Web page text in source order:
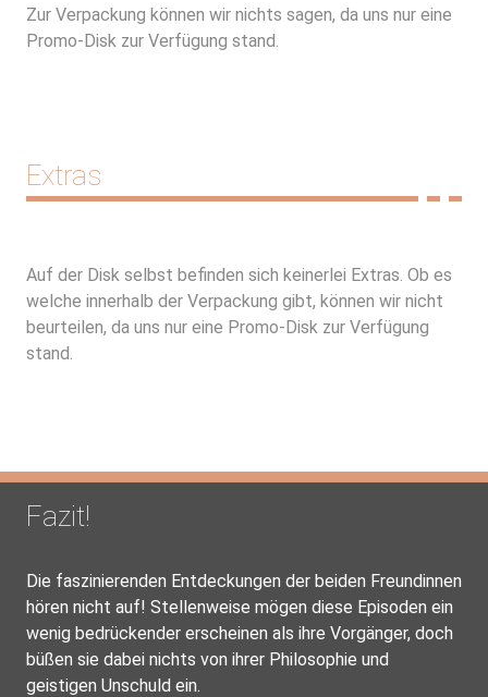
Zur Verpackung können wir nichts sagen, da uns nur eine
Promo-Disk zur Verfügung stand.
Extras
Auf der Disk selbst befinden sich keinerlei Extras. Ob es
welche innerhalb der Verpackung gibt, können wir nicht
beurteilen, da uns nur eine Promo-Disk zur Verfügung
stand.
Fazit!
Die faszinierenden Entdeckungen der beiden Freundinnen
hören nicht auf! Stellenweise mögen diese Episoden ein
wenig bedrückender erscheinen als ihre Vorgänger, doch
büßen sie dabei nichts von ihrer Philosophie und
geistigen Unschuld ein.